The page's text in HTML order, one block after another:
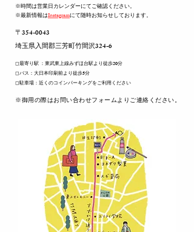
※時間は営業日カレンダーにてご確認ください。
※最新情報はInstagramにて随時お知らせしております。
〒354-0043
​埼玉県入間郡三芳町竹間沢324-6
◻︎最寄り駅 ：東武東上線みずほ台駅より徒歩20分
◻︎バス：大日本印刷前より徒歩5分
◻︎駐車場：近くのコインパーキングをご利用ください
​※御用の際はお問い合わせフォームよりご連絡ください。